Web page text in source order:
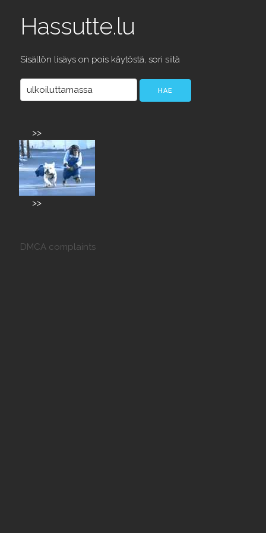
Hassutte.lu
Sisällön lisäys on pois käytöstä, sori siitä
>>
>>
DMCA complaints